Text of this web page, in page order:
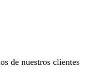
de nuestros clientes